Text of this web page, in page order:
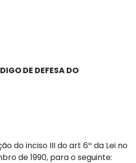
DE DEFESA DO
do inciso III do art 6º da Lei no
de 1990, para o seguinte: